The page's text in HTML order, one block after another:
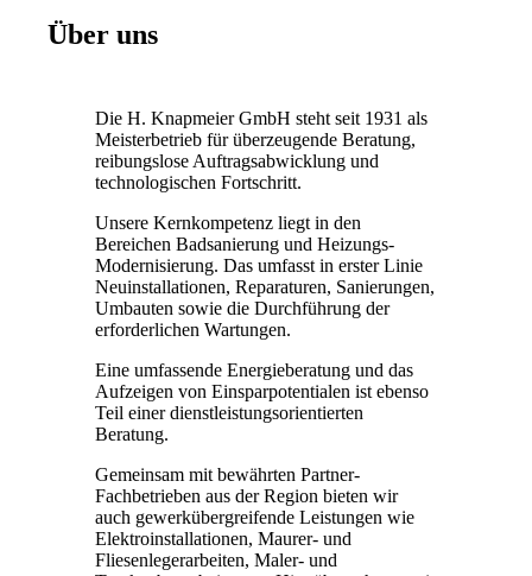
Über uns
Die H. Knapmeier GmbH steht seit 1931 als
Meisterbetrieb für überzeugende Beratung,
reibungslose Auftragsab­wick­lung und
technologischen Fortschritt.
Unsere Kernkompetenz liegt in den
Bereichen Badsanierung und Heizungs-
Modernisierung. Das umfasst in erster Linie
Neuinstallationen, Reparaturen, Sanierungen,
Umbauten sowie die Durchführung der
erforderlichen Wartungen.
Eine umfassende Energieberatung und das
Aufzeigen von Einsparpotentialen ist ebenso
Teil einer dienstleistungsorientierten
Beratung.
Gemeinsam mit bewährten Partner-
Fachbetrieben aus der Region bieten wir
auch gewerkübergreifende Leistungen wie
Elektroinstallationen, Maurer- und
Fliesenlegerarbeiten, Maler- und